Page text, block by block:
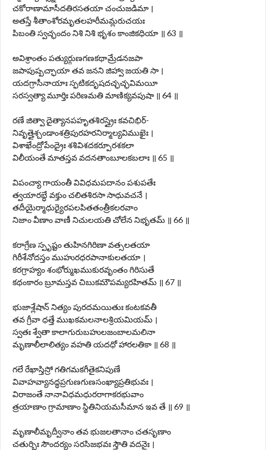
చకోరాణామాసీదతిరసతయా చంచుజడిమా ।
అతస్తే శీతాంశోరమృతలహరీమమ్లరుచయః
పిబంతి స్వచ్ఛందం నిశి నిశి భృశం కాంజికధియా ॥ 63 ॥
అవిశ్రాంతం పత్యుర్గుణగణకథామ్రేడనజపా
జపాపుష్పచ్ఛాయా తవ జనని జిహ్వా జయతి సా ।
యదగ్రాసీనాయాః స్ఫటికదృషదచ్ఛచ్ఛవిమయీ
సరస్వత్యా మూర్తిః పరిణమతి మాణిక్యవపుషా ॥ 64 ॥
రణే జిత్వా దైత్యానపహృతశిరస్త్రైః కవచిభిర్-
నివృత్తైశ్చండాంశత్రిపురహరనిర్మాల్యవిముఖైః ।
విశాఖేంద్రోపేంద్రైః శశివిశదకర్పూరశకలా
విలీయంతే మాతస్తవ వదనతాంబూలకబలాః ॥ 65 ॥
విపంచ్యా గాయంతీ వివిధమపదానం పశుపతేః
త్వయారబ్ధే వక్తుం చలితశిరసా సాధువచనే ।
తదీయైర్మాధుర్యైరపలపితతంత్రీకలరవాం
నిజాం వీణాం వాణీ నిచులయతి చోలేన నిభృతమ్ ॥ 66 ॥
కరాగ్రేణ స్పృష్టం తుహినగిరిణా వత్సలతయా
గిరీశేనోదస్తం ముహురధరపానాకులతయా ।
కరగ్రాహ్యం శంభోర్ముఖముకురవృంతం గిరిసుతే
కథంకారం బ్రూమస్తవ చిబుకమౌపమ్యరహితమ్ ॥ 67 ॥
భుజాశ్లేషాన్ నిత్యం పురదమయితుః కంటకవతీ
తవ గ్రీవా ధత్తే ముఖకమలనాలశ్రియమియమ్ ।
స్వతః శ్వేతా కాలాగురుబహులజంబాలమలినా
మృణాలీలాలిత్యం వహతి యదధో హారలతికా ॥ 68 ॥
గలే రేఖాస్తిస్రో గతిగమకగీతైకనిపుణే
వివాహవ్యానద్ధప్రగుణగుణసంఖ్యాప్రతిభువః ।
విరాజంతే నానావిధమధురరాగాకరభువాం
త్రయాణాం గ్రామాణాం స్థితినియమసీమాన ఇవ తే ॥ 69 ॥
మృణాలీమృద్వీనాం తవ భుజలతానాం చతసృణాం
చతుర్భిః సౌందర్యం సరసిజభవః స్తౌతి వదనైః ।